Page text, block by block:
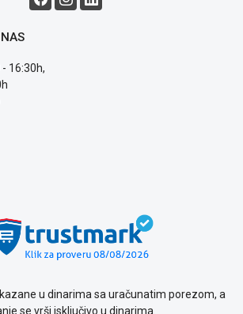
16:30h,
u dinarima sa uračunatim porezom, a
se vrši isključivo u dinarima.